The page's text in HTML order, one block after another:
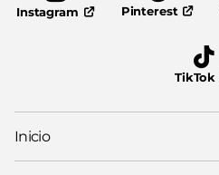
Instagram Pinterest
TikTok
Inicio